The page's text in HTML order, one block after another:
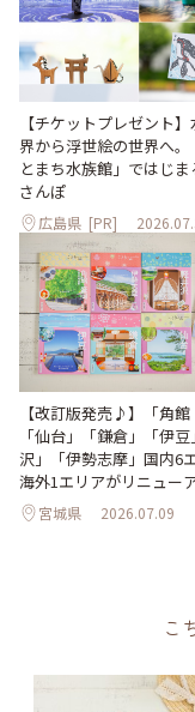
【チケットプレゼント
界から浮世絵の世界へ。
とまち水族館」ではじま
さんぽ
広島県 [PR]
【改訂版発売♪】「角館
「仙台」「鎌倉」「伊
沢」「伊勢志摩」国内6
海外1エリアがリニュー
宮城県 2026.07.09
こ